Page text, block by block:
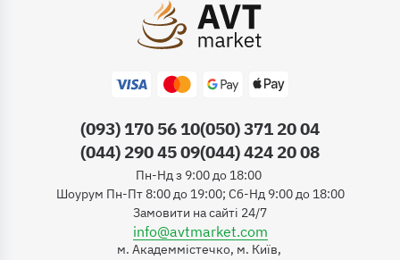
(093) 170 56 10(050) 371 20 04
(044) 290 45 09(044) 424 20 08
Пн-Нд з 9:00 до 18:00
Шоурум Пн-Пт 8:00 до 19:00; Сб-Нд 9:00 до 18:00
Замовити на сайті 24/7
info@avtmarket.com
м. Академмістечко, м. Київ,